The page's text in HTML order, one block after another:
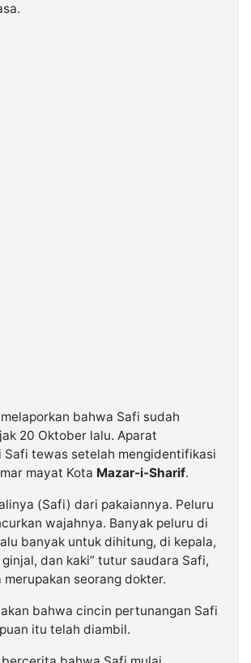
melaporkan bahwa Safi sudah
20 Oktober lalu. Aparat
Safi tewas setelah mengidentifikasi
mayat Kota Mazar-i-Sharif.
(Safi) dari pakaiannya. Peluru
wajahnya. Banyak peluru di
banyak untuk dihitung, di kepala,
dan kaki” tutur saudara Safi,
merupakan seorang dokter.
bahwa cincin pertunangan Safi
itu telah diambil.